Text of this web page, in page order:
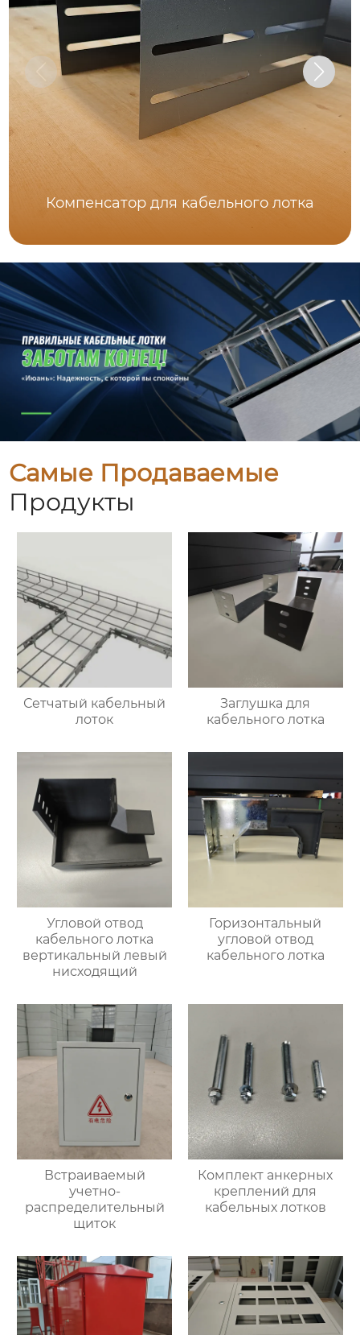
Компенсатор для кабельного лотка
Самые Продаваемые
Продукты
Сетчатый кабельный
лоток
Заглушка для
кабельного лотка
Угловой отвод
кабельного лотка
вертикальный левый
нисходящий
Горизонтальный
угловой отвод
кабельного лотка
Встраиваемый
учетно-
распределительный
щиток
Комплект анкерных
креплений для
кабельных лотков